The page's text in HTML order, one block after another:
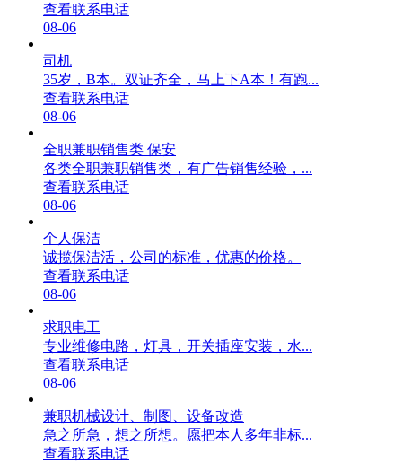
查看联系电话
08-06
司机
35岁，B本。双证齐全，马上下A本！有跑...
查看联系电话
08-06
全职兼职销售类 保安
各类全职兼职销售类，有广告销售经验，...
查看联系电话
08-06
个人保洁
诚揽保洁活，公司的标准，优惠的价格。
查看联系电话
08-06
求职电工
专业维修电路，灯具，开关插座安装，水...
查看联系电话
08-06
兼职机械设计、制图、设备改造
急之所急，想之所想。愿把本人多年非标...
查看联系电话